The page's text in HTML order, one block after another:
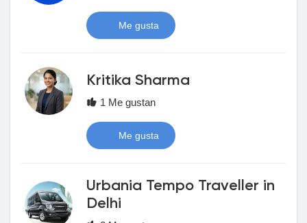
Calculez vos calories
Collab Influenceurs
Événementiels
Affiliation
Me gusta
Kritika Sharma
1 Me gustan
Me gusta
Urbania Tempo Traveller in
Delhi